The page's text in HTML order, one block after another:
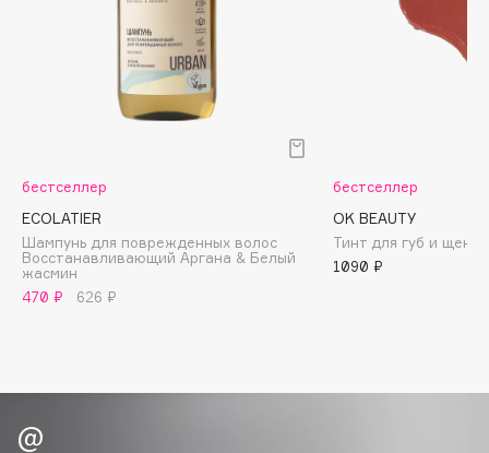
Boadicea The Victorious
BOOMSHOP
BORK
Brunello Cucinelli
Bvlgari
by TERRY
бестселлер
ECOLATIER
Шампунь для поврежденных волос
Восстанавливающий Аргана & Белый
жасмин
470 ₽
626 ₽
бестселлер
OK BEAUTY
Тинт для губ и щек
1090 ₽